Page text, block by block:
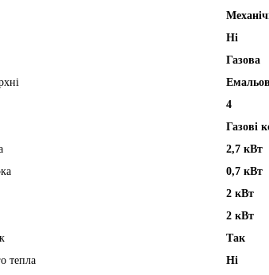
Ні
Газова
4
Газові
2,7 кВт
0,7 кВт
2 кВт
2 кВт
Так
тепла
Ні